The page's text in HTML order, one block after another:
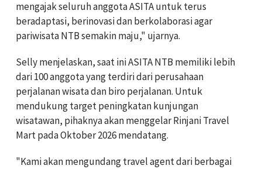
mengajak seluruh anggota ASITA untuk terus
beradaptasi, berinovasi dan berkolaborasi agar
pariwisata NTB semakin maju," ujarnya.
Selly menjelaskan, saat ini ASITA NTB memiliki lebih
dari 100 anggota yang terdiri dari perusahaan
perjalanan wisata dan biro perjalanan. Untuk
mendukung target peningkatan kunjungan
wisatawan, pihaknya akan menggelar Rinjani Travel
Mart pada Oktober 2026 mendatang.
"Kami akan mengundang travel agent dari berbagai